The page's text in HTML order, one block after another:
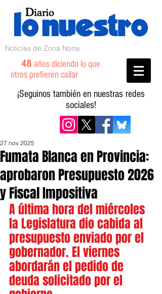
Noticias de Zona Norte
48 años diciendo lo que
otros prefieren callar
¡Seguinos también en nuestras redes
sociales!
Fumata Blanca en Provincia:
aprobaron Presupuesto 2026
y Fiscal Impositiva
27 nov 2025
A última hora del miércoles
la Legislatura dio cabida al
presupuesto enviado por el
gobernador. El viernes
abordarán el pedido de
deuda solicitado por el